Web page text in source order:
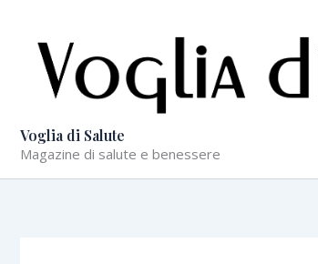
contenuto
Voglia di Salute
Magazine di salute e benessere